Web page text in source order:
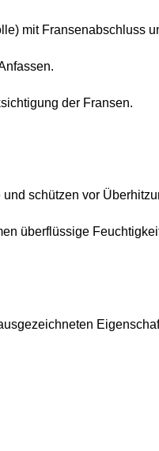
mit Fransenabschluss
der Fransen.
schützen vor
überflüssige